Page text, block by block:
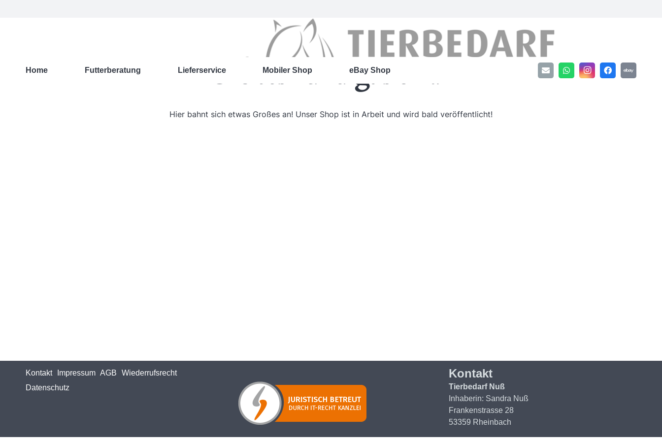
Home Futterberatung Lieferservice Mobiler Shop eBay Shop
Großes kündigt sich an
Hier bahnt sich etwas Großes an! Unser Shop ist in Arbeit und wird bald veröffentlicht!
Kontakt Impressum AGB
Wiederrufsrecht
Datenschutz
Kontakt
Tierbedarf Nuß
Inhaberin: Sandra Nuß
Frankenstrasse 28
53359 Rheinbach